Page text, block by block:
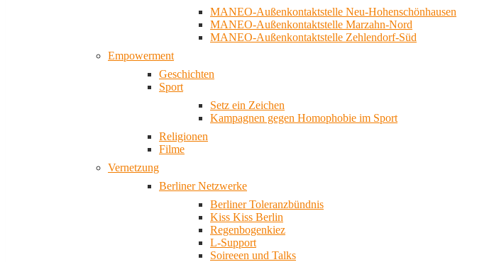
MANEO-Außenkontaktstelle Neu-Hohenschönhausen
MANEO-Außenkontaktstelle Marzahn-Nord
MANEO-Außenkontaktstelle Zehlendorf-Süd
Empowerment
Geschichten
Sport
Setz ein Zeichen
Kampagnen gegen Homophobie im Sport
Religionen
Filme
Vernetzung
Berliner Netzwerke
Berliner Toleranzbündnis
Kiss Kiss Berlin
Regenbogenkiez
L-Support
Soireeen und Talks